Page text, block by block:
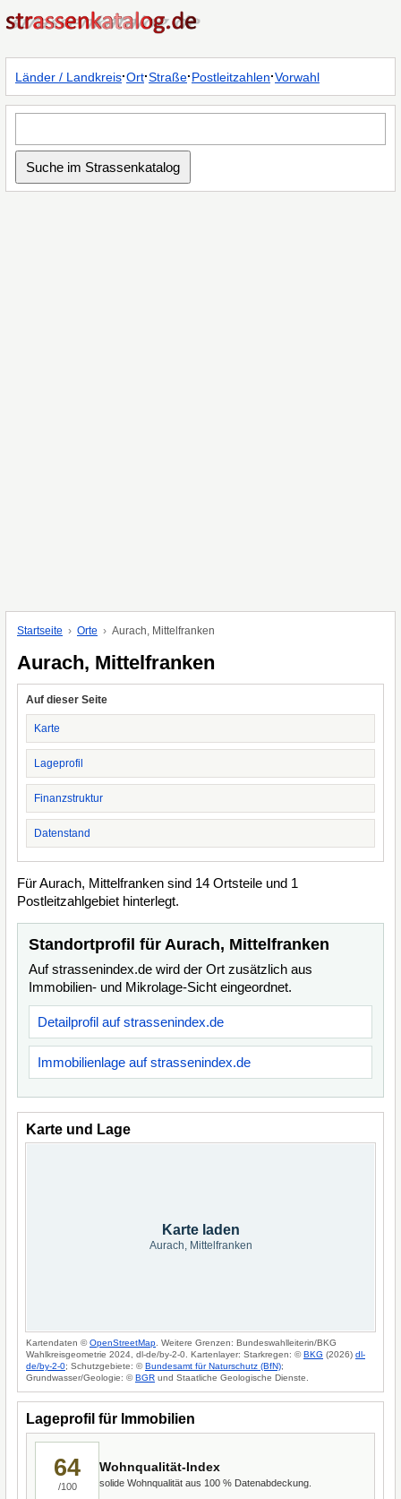
Länder / Landkreis·Ort·Straße·Postleitzahlen·Vorwahl
Startseite Orte Aurach, Mittelfranken
Aurach, Mittelfranken
Auf dieser Seite
Karte
Lageprofil
Finanzstruktur
Datenstand
Für Aurach, Mittelfranken sind 14 Ortsteile und 1
Postleitzahlgebiet hinterlegt.
Standortprofil für Aurach, Mittelfranken
Auf strassenindex.de wird der Ort zusätzlich aus
Immobilien- und Mikrolage-Sicht eingeordnet.
Detailprofil auf strassenindex.de
Immobilienlage auf strassenindex.de
Karte und Lage
Karte laden
Aurach, Mittelfranken
Kartendaten ©OpenStreetMap . Weitere Grenzen: Bundeswahlleiterin/BKG
Wahlkreisgeometrie 2024, dl-de/by-2-0. Kartenlayer: Starkregen: ©BKG (2026) dl-
de/by-2-0; Schutzgebiete: ©Bundesamt für Naturschutz (BfN);
Grundwasser/Geologie: ©BGR und Staatliche Geologische Dienste.
Lageprofil für Immobilien
64
/100
Wohnqualität-Index
solide Wohnqualität aus 100 % Datenabdeckung.